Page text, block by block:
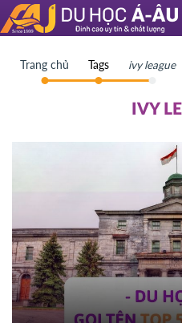
Trang chủ Tags ivy league
IVY